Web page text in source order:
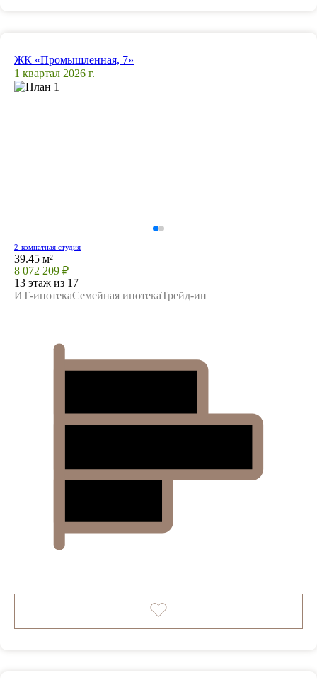
ЖК «Промышленная, 7»
1 квартал 2026 г.
2-комнатная студия
39.45 м²
8 072 209 ₽
13 этаж из 17
ИТ-ипотекаСемейная ипотекаТрейд-ин